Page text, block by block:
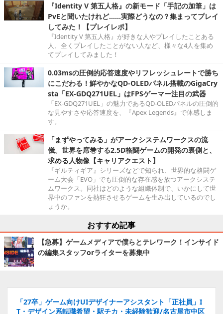
『Identity V 第五人格』の新モード「手記の加筆」は
PvEと聞いたけれど……実際どうなの？集まってプレイ
してみた！【プレイレポ】
『Identity V 第五人格』が好きな人やプレイしたことある
人、全くプレイしたことがない人など、様々な4人を集め
てプレイしてみました！
0.03msの圧倒的応答速度やリフレッシュレートで勝ち
にこだわる！鮮やかなQD-OLEDパネル搭載のGigaCry
sta「EX-GDQ271UEL」はFPSゲーマー注目の武器
「EX-GDQ271UEL」の魅力であるQD-OLEDパネルの圧倒的
な見やすさや応答速度を、『Apex Legends』で体感しま
す。
「まずやってみる」がアークシステムワークスの流
儀。世界を席巻する2.5D格闘ゲームの開発の裏側と、
求める人物像【キャリアクエスト】
『ギルティギア』シリーズなどで知られ、世界的な格闘ゲ
ーム大会「EVO」でも圧倒的な存在感を放つアークシステ
ムワークス。同社はどのような組織体制で、いかにして世
界中のファンを熱狂させるゲームを生み出しているのでし
ょうか。
おすすめ記事
【急募】ゲームメディアで僕らとテレワーク！インサイド
の編集スタッフorライターを募集中
「27卒」ゲーム向けUIデザイナーアシスタント「正社員」I
T・デザイン系転職希望・駅チカ・未経験歓迎/名古屋市中区